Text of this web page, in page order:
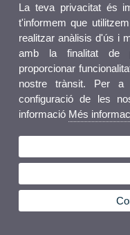
La teva privacitat és
t'informem que
realitzar anàlisis d'ús i
amb la finalitat de
proporcionar
nostre trànsit. Per a
configuració de les
informació Més